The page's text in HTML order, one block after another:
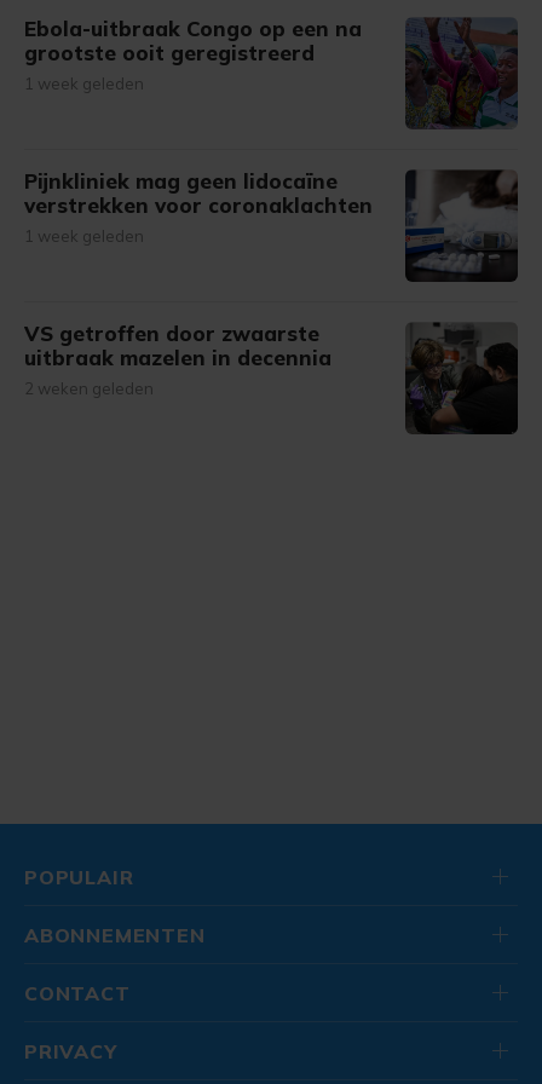
Ebola-uitbraak Congo op een na
grootste ooit geregistreerd
1 week geleden
Pijnkliniek mag geen lidocaïne
verstrekken voor coronaklachten
1 week geleden
VS getroffen door zwaarste
uitbraak mazelen in decennia
2 weken geleden
POPULAIR
ABONNEMENTEN
CONTACT
PRIVACY